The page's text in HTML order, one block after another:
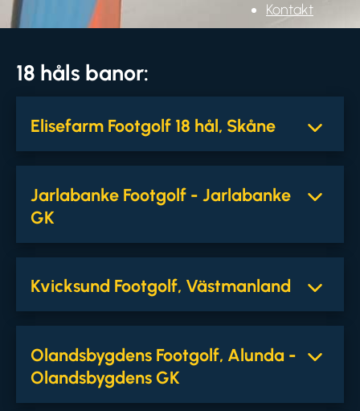
Kontakt
18 håls banor:
Elisefarm Footgolf 18 hål, Skåne
Jarlabanke Footgolf - Jarlabanke
GK
Kvicksund Footgolf, Västmanland
Olandsbygdens Footgolf, Alunda -
Olandsbygdens GK